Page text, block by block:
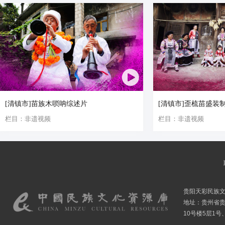
[清镇市]苗族木唢呐综述片
栏目：非遗视频
[清镇市]歪梳苗盛装
栏目：非遗视频
贵阳天彩民族
地址：贵州省
10号楼5层1号